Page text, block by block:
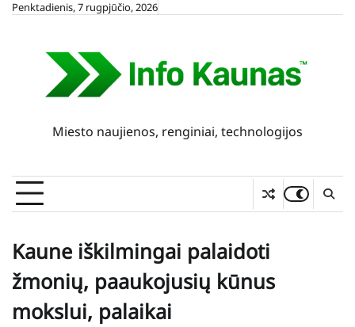
SkipPenktadienis, 7 rugpjūčio, 2026
Miesto naujienos, renginiai, technologijos
Kaune iškilmingai palaidoti
žmonių, paaukojusių kūnus
mokslui, palaikai